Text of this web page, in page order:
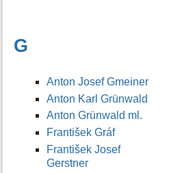
G
Anton Josef Gmeiner
Anton Karl Grünwald
Anton Grünwald ml.
František Gráf
František Josef
Gerstner